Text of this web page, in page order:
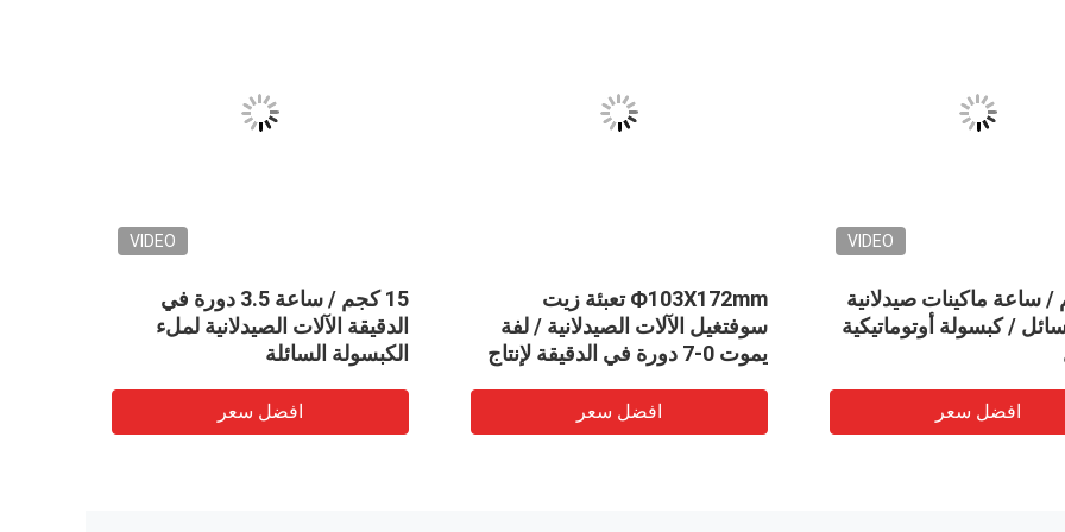
Ф103X172mm تعبئة زيت
سوفتغيل الآلات الصيدلانية / لفة
يموت 0-7 دورة في الدقيقة لإنتاج
افضل سعر
15 كجم / ساعة ماكينات صيدلانية
سعة للسائل / كبسولة أوتوماتيكية
بالكامل
افضل سعر
الغروانية الفولاذ
للصدأ الخالط لطحن
الدقيقة
افضل سعر